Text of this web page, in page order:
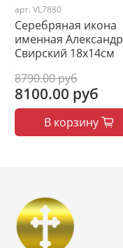
арт. VL7880
Серебряная икона
именная Александр
Свирский 18x14см
8790.00 руб
8100.00 руб
В корзину